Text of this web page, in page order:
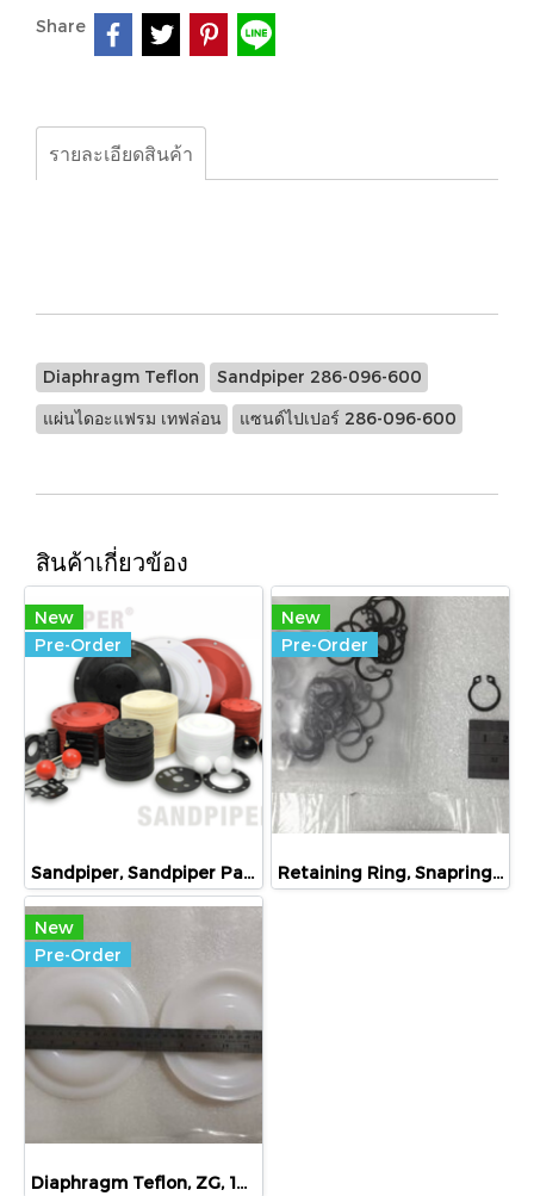
Share
รายละเอียดสินค้า
Diaphragm Teflon Sandpiper 286-096-600
แผ่นไดอะแฟรม เทฟล่อน แซนด์ไปเปอร์ 286-096-600
สินค้าเกี่ยวข้อง
New
Pre-Order
Sandpiper, Sandpiper Part, Sandpiper Pump, แซนด์ไปเปอร์, แซนด์ไปเปอร์ พาร์ท
New
Pre-Order
Retaining Ring, Snapring , Oring , 675-037-080, Sandpiper, Versamatic
New
Pre-Order
Diaphragm Teflon, ZG, 188605 , แผ่นไดอะแฟรม เทฟล่อน, 188605